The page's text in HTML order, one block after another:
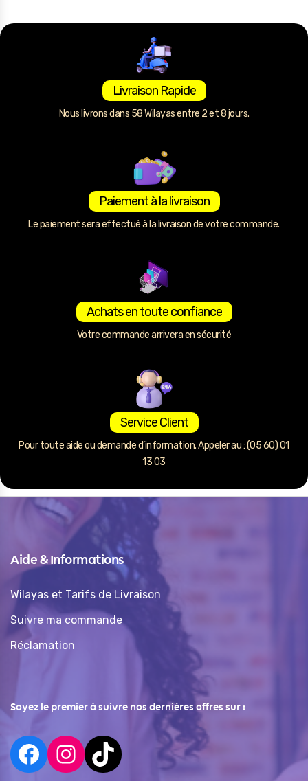
Livraison Rapide
Nous livrons dans 58 Wilayas entre 2 et 8 jours.
Paiement à la livraison
Le paiement sera effectué à la livraison de votre commande.
Achats en toute confiance
Votre commande arrivera en sécurité
Service Client
Pour toute aide ou demande d’information. Appeler au : (05 60) 01
13 03
Aide & Informations
Wilayas et Tarifs de Livraison
Suivre ma commande
Réclamation
Soyez le premier à suivre nos dernières offres sur :